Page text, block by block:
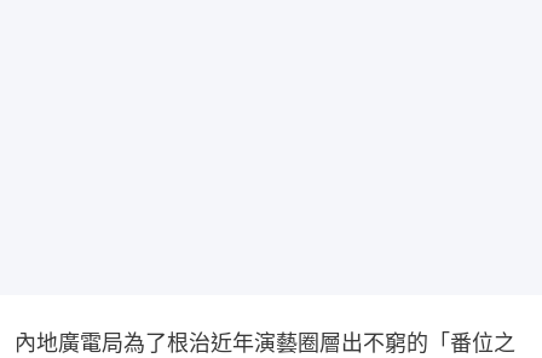
內地廣電局為了根治近年演藝圈層出不窮的「番位之